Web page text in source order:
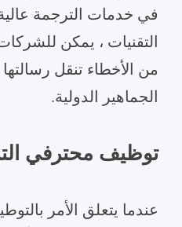
في خدمات الترجمة
التقنيات ، يمكن
من الأخطاء تنقل
الجماهير الدولية.
توظيف محترفي
عندما يتعلق الأمر